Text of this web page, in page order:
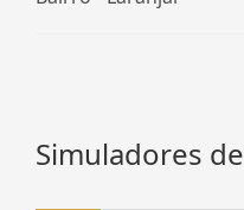
Simuladores de